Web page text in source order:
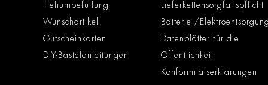
Heliumbefüllung
Wunschartikel
Gutscheinkarten
DIY-Bastelanleitungen
Lieferkettensorgfaltspflicht
Batterie-/Elektroentsorgung
Datenblätter für die
Öffentlichkeit
Konformitätserklärungen